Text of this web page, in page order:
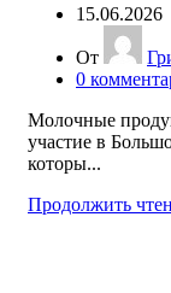
15.06.2026
От
0
Молочные
участие в
которы...
Продолжить